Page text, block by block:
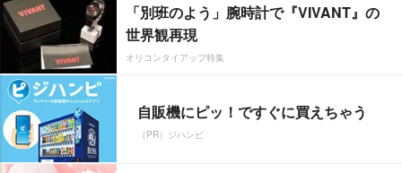
「別班のよう」腕時計で『VIVANT』の
世界観再現
オリコンタイアップ特集
自販機にピッ！ですぐに買えちゃう
（PR）ジハンピ